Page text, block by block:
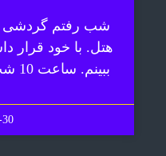
شب رفتم گردشی
هتل. با خود قرار
ببینم. ساعت 10 شب غروب می شود. پس
30